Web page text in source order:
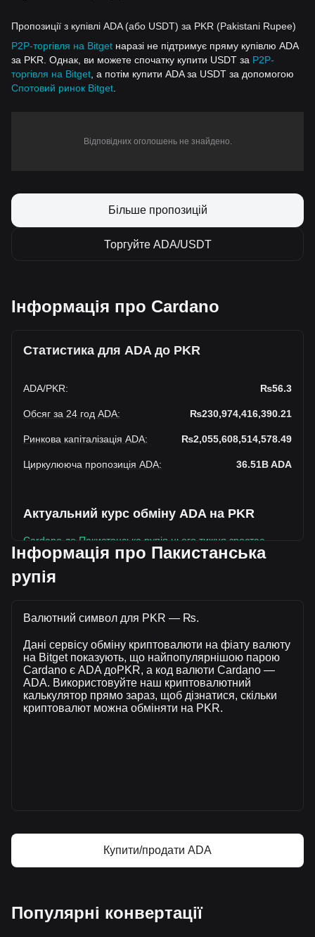
Пропозиції з купівлі ADA (або USDT) за PKR (Pakistani Rupee)
P2P-торгівля на Bitget наразі не підтримує пряму купівлю ADA
за PKR. Однак, ви можете спочатку купити USDT за P2P-
торгівля на Bitget , а потім купити ADA за USDT за допомогою
Спотовий ринок Bitget
Відповідних оголошень не знайдено.
Більше пропозицій
Торгуйте ADA/USDT
Інформація про Cardano
Статистика для ADA до PKR
ADA/PKR: ₨56.3
Обсяг за 24 год ADA: ₨230,974,416,390.21
Ринкова капіталізація ADA: ₨2,055,608,514,578.49
Циркулююча пропозиція ADA: 36.51BADA
Актуальний курс обміну ADA на PKR
Cardano до Пакистанська рупія цього тижня зростає.
Поточна ринкова ціна Cardano становить ₨56.3 за ADA,
а загальна ринкова капіталізація становить
останні 24 години обсяг торгівлі Cardano впав на
торгового дня обсяг торгівлі ADA склав
₨111,754,604,407.88.
Більше інформації про Cardano на Bitget
Інформація про Пакистанська
рупія
Валютний символ для PKR — ₨.
Дані сервісу обміну криптовалюти на фіату валюту
на Bitget показують, що найпопулярнішою парою
Cardano є ADA доPKR, а код валюти Cardano —
ADA. Використовуйте наш криптовалютний
калькулятор прямо зараз, щоб дізнатися, скільки
криптовалют можна обміняти на PKR.
Купити/продати ADA
Популярні конвертації